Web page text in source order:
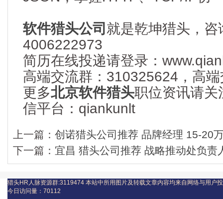
软件猎头公司 就是乾坤猎头，咨
4006222973
简历在线投递请登录：
高端交流群：310325624，高
更多北京软件猎头职位资讯请关
信平台：qiankunlt
上一篇： 创诺猎头公司推荐 品牌经理 15-20
下一篇： 宜昌 猎头公司推荐 战略推动处负责
猎头HR人脉资源群:3119474 本站中所用图片及转载文章内容均来自网络与用户
今日访问量： 70112